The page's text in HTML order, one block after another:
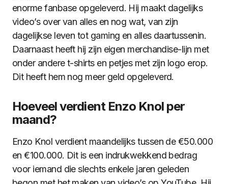
enorme fanbase opgeleverd. Hij maakt dagelijks
video’s over van alles en nog wat, van zijn
dagelijkse leven tot gaming en alles daartussenin.
Daarnaast heeft hij zijn eigen merchandise-lijn met
onder andere t-shirts en petjes met zijn logo erop.
Dit heeft hem nog meer geld opgeleverd.
Hoeveel verdient Enzo Knol per
maand?
Enzo Knol verdient maandelijks tussen de €50.000
en €100.000. Dit is een indrukwekkend bedrag
voor iemand die slechts enkele jaren geleden